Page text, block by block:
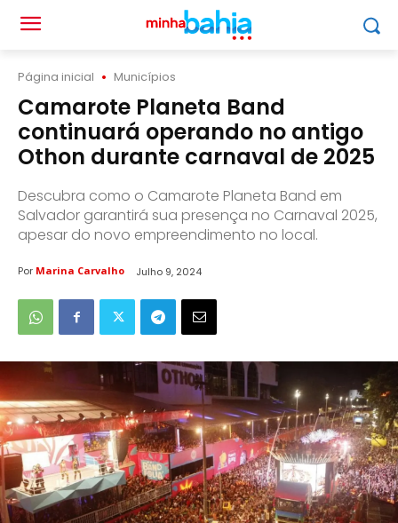
Página inicial Municípios
Camarote Planeta Band
continuará operando no antigo
Othon durante carnaval de 2025
Descubra como o Camarote Planeta Band em
Salvador garantirá sua presença no Carnaval 2025,
apesar do novo empreendimento no local.
Por Marina Carvalho Julho 9, 2024